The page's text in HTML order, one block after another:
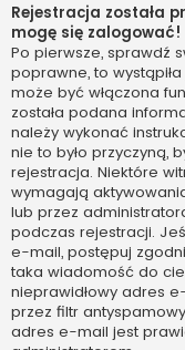
Rejestracja została
mogę się zalogować!
Po pierwsze, sprawdź
poprawne, to
może być włączona
została podana
należy wykonać
nie to było przyczyną,
rejestracja. Niektóre
wymagają
lub przez
podczas rejestracji.
e-mail, postępuj
taka wiadomość do
nieprawidłowy adres
przez filtr
adres e-mail jest